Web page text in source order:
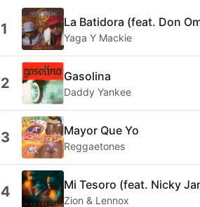
1 La Batidora (feat. Don
Yaga Y Mackie
2 Gasolina
Daddy Yankee
3 Mayor Que Yo
Reggaetones
4 Mi Tesoro (feat. Nicky
Zion & Lennox